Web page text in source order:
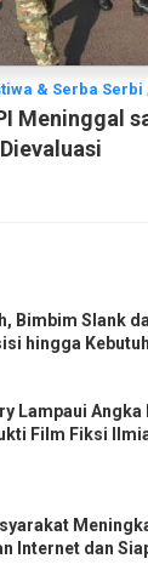
& Serba Serbi
Meninggal
Bimbim Slank
hingga
Lampaui
Film Fiksi
Internet dan